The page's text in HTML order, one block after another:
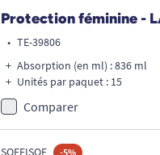
Protection féminine -
• TE-39806
Absorption (en ml) : 836 ml
Unités par paquet : 15
Comparer
SOFFISOF -5%